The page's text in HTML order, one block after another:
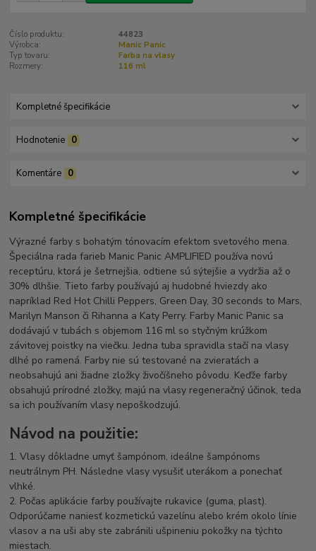
Číslo produktu:
44823
Výrobca:
Manic Panic
Typ tovaru:
Farba na vlasy
Rozmery:
116 ml
Kompletné špecifikácie
Hodnotenie 0
Komentáre 0
Kompletné špecifikácie
Výrazné farby s bohatým tónovacím efektom svetového mena.
Špeciálna rada farieb Manic Panic AMPLIFIED používa novú
receptúru, ktorá je šetrnejšia, odtiene sú sýtejšie a vydržia až o
30% dlhšie. Tieto farby používajú aj hudobné hviezdy ako
napríklad Red Hot Chilli Peppers, Green Day, 30 seconds to Mars,
Marilyn Manson či Rihanna a Katy Perry. Farby Manic Panic sa
dodávajú v tubách s objemom 116 ml so styčným krúžkom
závitovej poistky na viečku. Jedna tuba spravidla stačí na vlasy
dlhé po ramená. Farby nie sú testované na zvieratách a
neobsahujú ani žiadne zložky živočíšneho pôvodu. Keďže farby
obsahujú prírodné zložky, majú na vlasy regeneračný účinok, teda
sa ich používaním vlasy nepoškodzujú.
Návod na použitie:
1. Vlasy dôkladne umyť šampónom, ideálne šampónoms
neutrálnym PH. Následne vlasy vysušiť uterákom a ponechať
vlhké.
2. Počas aplikácie farby používajte rukavice (guma, plast).
Odporúčame naniesť kozmetickú vazelínu alebo krém okolo línie
vlasov a na uši aby ste zabránili ušpineniu pokožky na týchto
miestach.